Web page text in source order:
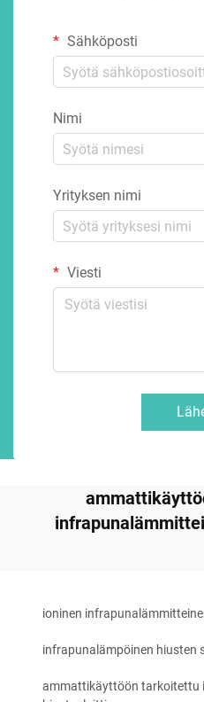
Sähköposti
Nimi
Yrityksen nimi
Viesti
ioninen
infrapunalämpöinen hiusten
ammattikäyttöön tarkoitettu